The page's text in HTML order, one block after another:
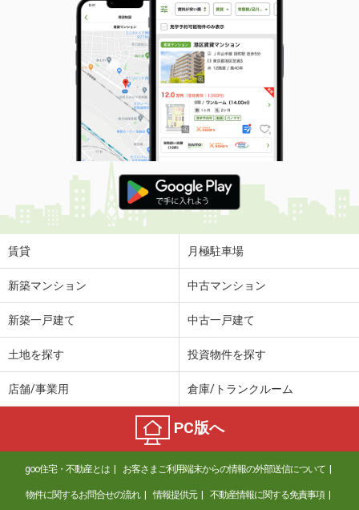
賃貸 月極駐車場
新築マンション 中古マンション
新築一戸建て 中古一戸建て
土地を探す 投資物件を探す
店舗/事業用 倉庫/トランクルーム
PC版へ
goo住宅・不動産とは お客さまご利用端末からの情報の外部送信について
物件に関するお問合せの流れ 情報提供元 不動産情報に関する免責事項